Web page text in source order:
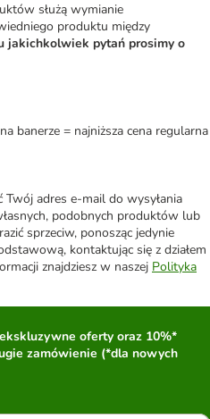
służą wymianie
produktu między
jakichkolwiek pytań prosimy o
banerze = najniższa cena regularna
adres e-mail do wysyłania
podobnych produktów lub
sprzeciw, ponosząc jedynie
kontaktując się z działem
znajdziesz w naszej Polityka
oferty oraz 10%*
zamówienie (*dla nowych